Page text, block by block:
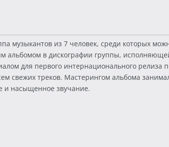
музыкантов из 7 человек, среди которых
альбомом в дискографии группы,
для первого интернационального
треков. Мастерингом альбома
и насыщенное звучание.